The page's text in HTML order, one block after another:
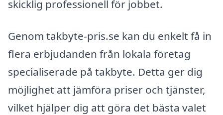
skicklig professionell för jobbet.
Genom takbyte-pris.se kan du enkelt få in
flera erbjudanden från lokala företag
specialiserade på takbyte. Detta ger dig
möjlighet att jämföra priser och tjänster,
vilket hjälper dig att göra det bästa valet